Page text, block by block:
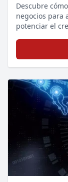
Descubre
negocios para
potenciar el